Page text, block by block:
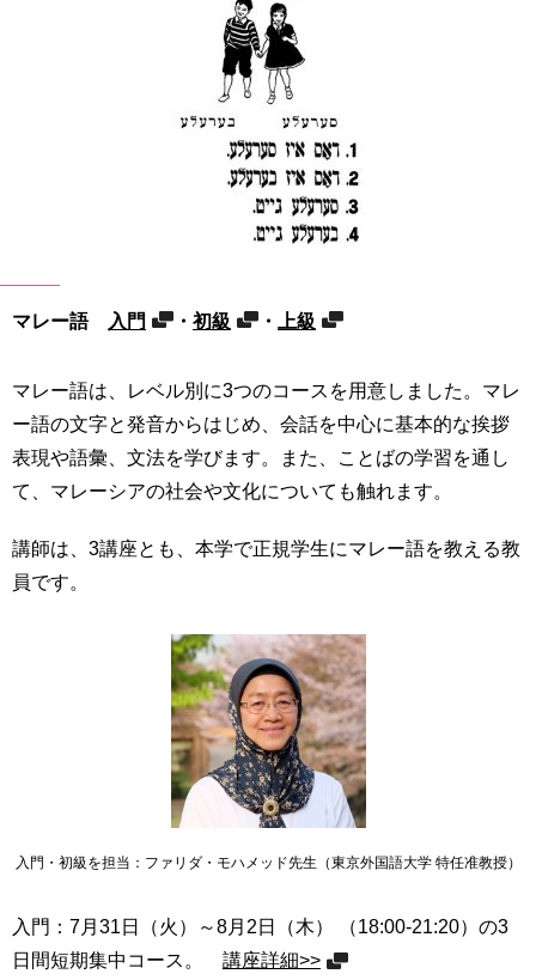
マレー語 入門 ・ 初級 ・ 上級
マレー語は、レベル別に3つのコースを用意しました。マレ
ー語の文字と発音からはじめ、会話を中心に基本的な挨拶
表現や語彙、文法を学びます。また、ことばの学習を通し
て、マレーシアの社会や文化についても触れます。
講師は、3講座とも、本学で正規学生にマレー語を教える教
員です。
入門・初級を担当：ファリダ・モハメッド先生（東京外国語大学 特任准教授）
入門：7月31日（火）～8月2日（木） （18:00-21:20）の3
日間短期集中コース。 講座詳細>>